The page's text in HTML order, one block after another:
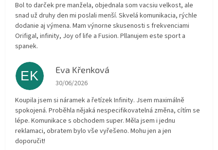
Bol to darček pre manžela, objednala som vacsiu velkost, ale
snad už druhy den mi poslali menší. Skvelá komunikacia, rýchle
dodanie aj výmena. Mam výnorne skusenosti s frekvenciami
Orifigal, infinity, Joy of life a Fusion. Pllanujem este sport a
spanek.
EK Eva Křenková
The store rating is 5 out of 5 stars.
30/06/2026
Koupila jsem si náramek a řetízek Infinity. Jsem maximálně
spokojená. Proběhla nějaká nespecifikovatelná změna, cítím se
lépe. Komunikace s obchodem super. Měla jsem i jednu
reklamaci, obratem bylo vše vyřešeno. Mohu jen a jen
doporučit!